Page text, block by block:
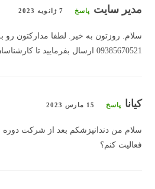
مدیر سایت پاسخ 7 ژانویه 2023
سلام. روزتون به خیر. لطفا مدارکتون رو
09385670521 ارسال بفرمایید تا کارشناسان، شما رو راهنمایی کنن.
کیانا پاسخ 15 مارس 2023
سلام من دندانپزشکم بعد از شرکت
فعالیت کنم؟